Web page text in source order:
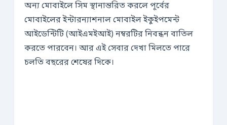
অন্য মোবাইলে সিম স্থানান্তরিত করলে পূর্বের
মোবাইলের ইন্টারন্যাশনাল মোবাইল ইকুইপমেন্ট
আইডেন্টিটি (আইএমইআই) নম্বরটির নিবন্ধন বাতিল
করতে পারবেন। আর এই সেবার দেখা মিলতে পারে
চলতি বছরের শেষের দিকে।